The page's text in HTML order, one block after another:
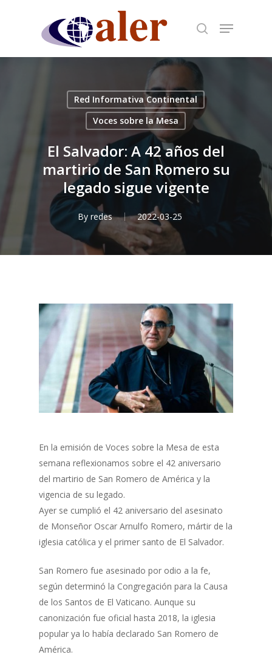
content
Red Informativa Continental
Voces sobre la Mesa
El Salvador: A 42 años del
martirio de San Romero su
legado sigue vigente
By redes 2022-03-25
En la emisión de Voces sobre la Mesa de esta
semana reflexionamos sobre el 42 aniversario
del martirio de San Romero de América y la
vigencia de su legado.
Ayer se cumplió el 42 aniversario del asesinato
de Monseñor Oscar Arnulfo Romero, mártir de la
iglesia católica y el primer santo de El Salvador.
San Romero fue asesinado por odio a la fe,
según determinó la Congregación para la Causa
de los Santos de El Vaticano. Aunque su
canonización fue oficial hasta 2018, la iglesia
popular ya lo había declarado San Romero de
América.